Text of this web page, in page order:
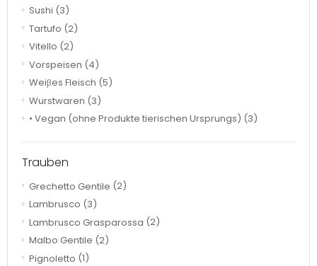
Sushi (3)
Tartufo (2)
Vitello (2)
Vorspeisen (4)
Weiβes Fleisch (5)
Wurstwaren (3)
• Vegan (ohne Produkte tierischen Ursprungs) (3)
Trauben
Grechetto Gentile (2)
Lambrusco (3)
Lambrusco Grasparossa (2)
Malbo Gentile (2)
Pignoletto (1)